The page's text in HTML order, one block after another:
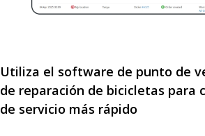
Utiliza el software de punto de
de reparación de bicicletas para
de servicio más rápido